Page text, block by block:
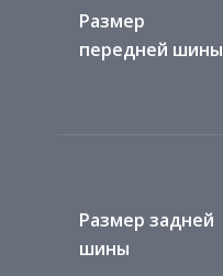
Размер
передней шины
Размер задней
шины